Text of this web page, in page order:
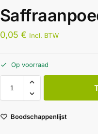
0,05 € Incl. BTW
Op voorraad
Boodschappenlijst